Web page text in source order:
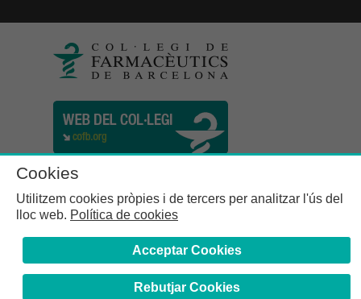
Cookies
Utilitzem cookies pròpies i de tercers per analitzar l'ús del
lloc web. Política de cookies
Acceptar Cookies
Rebutjar Cookies